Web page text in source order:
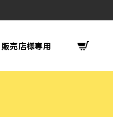
販売店様専用